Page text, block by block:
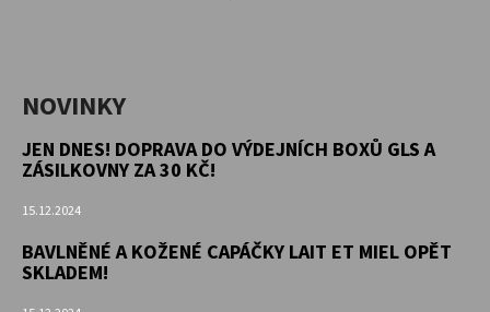
NOVINKY
JEN DNES! DOPRAVA DO VÝDEJNÍCH BOXŮ GLS A
ZÁSILKOVNY ZA 30 KČ!
15.12.2024
BAVLNĚNÉ A KOŽENÉ CAPÁČKY LAIT ET MIEL OPĚT
SKLADEM!